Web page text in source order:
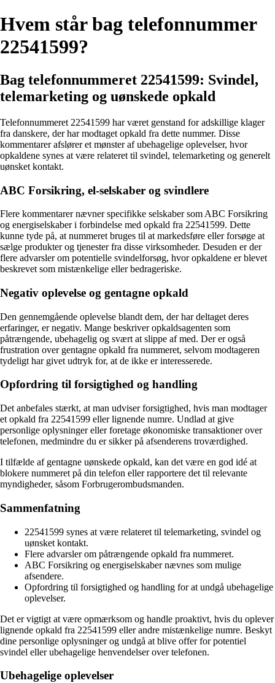
Hvem står bag telefonnummer
22541599?
Bag telefonnummeret 22541599: Svindel,
telemarketing og uønskede opkald
Telefonnummeret 22541599 har været genstand for adskillige klager
fra danskere, der har modtaget opkald fra dette nummer. Disse
kommentarer afslører et mønster af ubehagelige oplevelser, hvor
opkaldene synes at være relateret til svindel, telemarketing og generelt
uønsket kontakt.
ABC Forsikring, el-selskaber og svindlere
Flere kommentarer nævner specifikke selskaber som ABC Forsikring
og energiselskaber i forbindelse med opkald fra 22541599. Dette
kunne tyde på, at nummeret bruges til at markedsføre eller forsøge at
sælge produkter og tjenester fra disse virksomheder. Desuden er der
flere advarsler om potentielle svindelforsøg, hvor opkaldene er blevet
beskrevet som mistænkelige eller bedrageriske.
Negativ oplevelse og gentagne opkald
Den gennemgående oplevelse blandt dem, der har deltaget deres
erfaringer, er negativ. Mange beskriver opkaldsagenten som
påtrængende, ubehagelig og svært at slippe af med. Der er også
frustration over gentagne opkald fra nummeret, selvom modtageren
tydeligt har givet udtryk for, at de ikke er interesserede.
Opfordring til forsigtighed og handling
Det anbefales stærkt, at man udviser forsigtighed, hvis man modtager
et opkald fra 22541599 eller lignende numre. Undlad at give
personlige oplysninger eller foretage økonomiske transaktioner over
telefonen, medmindre du er sikker på afsenderens troværdighed.
I tilfælde af gentagne uønskede opkald, kan det være en god idé at
blokere nummeret på din telefon eller rapportere det til relevante
myndigheder, såsom Forbrugerombudsmanden.
Sammenfatning
22541599 synes at være relateret til telemarketing, svindel og
uønsket kontakt.
Flere advarsler om påtrængende opkald fra nummeret.
ABC Forsikring og energiselskaber nævnes som mulige
afsendere.
Opfordring til forsigtighed og handling for at undgå ubehagelige
oplevelser.
Det er vigtigt at være opmærksom og handle proaktivt, hvis du oplever
lignende opkald fra 22541599 eller andre mistænkelige numre. Beskyt
dine personlige oplysninger og undgå at blive offer for potentiel
svindel eller ubehagelige henvendelser over telefonen.
Ubehagelige oplevelser